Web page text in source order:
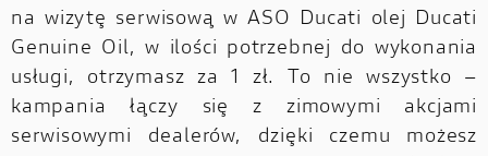
na wizytę serwisową w ASO Ducati olej Ducati
Genuine Oil, w ilości potrzebnej do wykonania
usługi, otrzymasz za 1 zł. To nie wszystko –
kampania łączy się z zimowymi akcjami
serwisowymi dealerów, dzięki czemu możesz